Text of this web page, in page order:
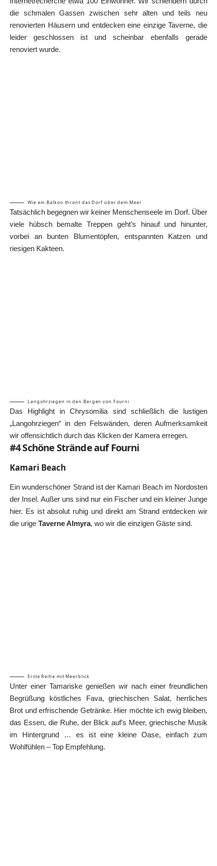
die schmalen Gassen zwischen sehr alten und teils neu
renovierten Häusern und entdecken eine einzige Taverne, die
leider geschlossen ist und scheinbar ebenfalls gerade
renoviert wurde.
Wie ein Balkon thront das Dorf über dem Meer
Tatsächlich begegnen wir keiner Menschenseele im Dorf. Über
viele hübsch bemalte Treppen geht’s hinauf und hinunter,
vorbei an bunten Blumentöpfen, entspannten Katzen und
riesigen Kakteen.
Langohrziegen in den Bergen von Fourni
Das Highlight in Chrysomilia sind schließlich die lustigen
„Langohrziegen“ in den Felswänden, deren Aufmerksamkeit
wir offensichtlich durch das Klicken der Kamera erregen.
#4 Schöne Strände auf Fourni
Kamari Beach
Ein wunderschöner Strand ist der Kamari Beach im Nordosten
der Insel. Außer uns sind nur ein Fischer und ein kleiner Junge
hier. Es ist absolut ruhig und direkt am Strand entdecken wir
die urige Taverne Almyra, wo wir die einzigen Gäste sind.
Erste Reihe mit Meerblick
Unter einer Tamariske genießen wir nach einer freundlichen
Begrüßung köstliches Fava, griechischen Salat, herrliches
Brot und erfrischende Getränke. Hier möchte ich ewig bleiben,
das Essen, die Ruhe, der Blick auf’s Meer, griechische Musik
im Hintergrund … es ist eine kleine Oase, einfach zum
Wohlfühlen – Top Empfehlung.